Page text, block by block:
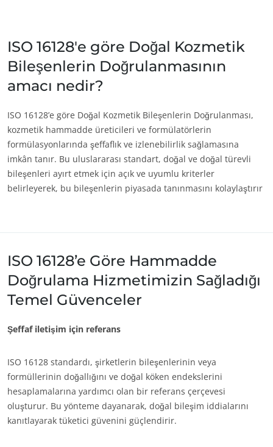
Hakkımızda
Haberler
Kariyer
Çin (Çince)
Amerika
Amerika Birleşik
Arjantin (İspanyolca)
Brezilya (Portekizce)
(Fransızca)
Kanada (İngilizce)
Kolombiya (İspanyolca)
Şili (İspanyolca)
Avrupa
Almanya (Almanca)
Fransa (Fransızca)
(Rumence)
Sırbistan (Sırpça)
Türkiye (Türkçe)
ISO 16128'e göre Doğal Kozmetik
Bileşenlerin Doğrulanmasının
amacı nedir?
ISO 16128’e göre Doğal Kozmetik Bileşenlerin Doğrulanması,
kozmetik hammadde üreticileri ve formülatörlerin
formülasyonlarında şeffaflık ve izlenebilirlik sağlamasına
imkân tanır. Bu uluslararası standart, doğal ve doğal türevli
bileşenleri ayırt etmek için açık ve uyumlu kriterler
belirleyerek, bu bileşenlerin piyasada tanınmasını kolaylaştırır
ISO 16128’e Göre Hammadde
Doğrulama Hizmetimizin Sağladığı
Temel Güvenceler
Şeffaf iletişim için referans
ISO 16128 standardı, şirketlerin bileşenlerinin veya
formüllerinin doğallığını ve doğal köken endekslerini
hesaplamalarına yardımcı olan bir referans çerçevesi
oluşturur. Bu yönteme dayanarak, doğal bileşim iddialarını
kanıtlayarak tüketici güvenini güçlendirir.